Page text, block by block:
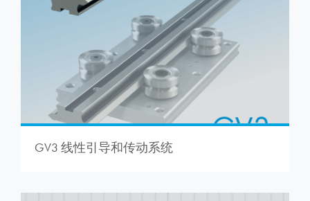
GV3 线性引导和传动系统